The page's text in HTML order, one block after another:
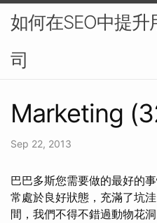
如何在SEO中提
司
Marketing
Sep 22, 2013
巴巴多斯您需要做的最好的
常處於良好狀態，充滿了坑
間，我們不得不錯過動物花